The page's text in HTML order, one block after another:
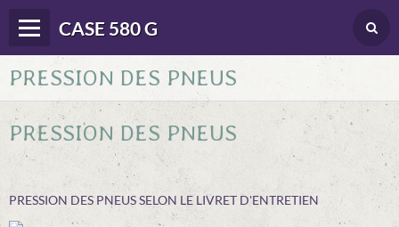
CASE 580 G
Panier
Votre compte
Langues
DONNEES TECHNIQUES
CONDUITE
PRESSION DES PNEUS
PRESSION DES PNEUS
PRESSION DES PNEUS SELON LE LIVRET D'ENTRETIEN